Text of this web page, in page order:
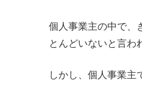
個人事業主の中で、
とんどいないと言わ
しかし、個人事業主